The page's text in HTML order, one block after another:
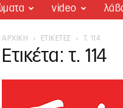
video
ΑΡΧΙΚΉ ΕΤΙΚΈΤΕΣ Τ. 114
Ετικέτα: τ. 114